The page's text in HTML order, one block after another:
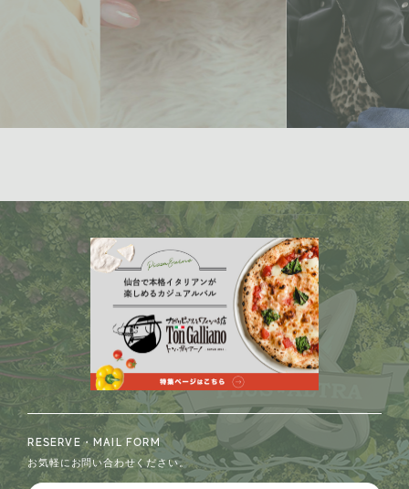
RESERVE・MAIL FORM
お気軽にお問い合わせください。